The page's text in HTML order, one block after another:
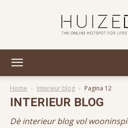
Home Interieur blog Pagina 12
INTERIEUR BLOG
Dè interieur blog vol